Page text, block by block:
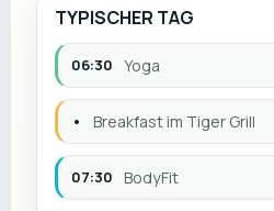
TYPISCHER TAG
06:30 Yoga
• Breakfast im Tiger Grill
07:30 BodyFit